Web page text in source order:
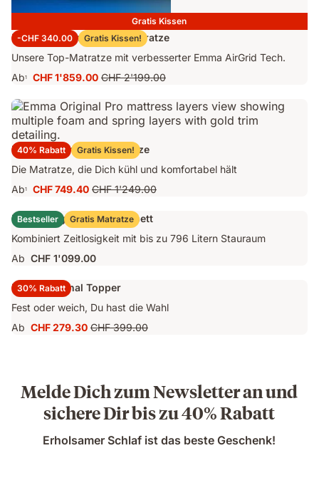
Gratis Kissen
-CHF 340.00
Gratis Kissen!
Emma Performance 26 Matratze
Unsere Top-Matratze mit verbesserter Emma AirGrid Tech.
Ab1
Preis
CHF 1'859.00 Ursprünglicher
CHF 2'199.00
CHF 2'199.00
40% Rabatt Gratis Kissen!
Emma Original Pro Matratze
Die Matratze, die Dich kühl und komfortabel hält
Ab1
Preis
CHF 749.40
CHF 749.40 Ursprünglicher
Preis
CHF 1'249.00
CHF 1'249.00
Bestseller Gratis Matratze
Emma Original Stauraumbett
Kombiniert Zeitlosigkeit mit bis zu 796 Litern Stauraum
Ab CHF 1'099.00
30% Rabatt
Emma Original Topper
Fest oder weich, Du hast die Wahl
Ab Preis
CHF 279.30 Ursprünglicher
CHF 399.00
Melde Dich zum Newsletter an und
sichere Dir bis zu 40% Rabatt
Erholsamer Schlaf ist das beste Geschenk!